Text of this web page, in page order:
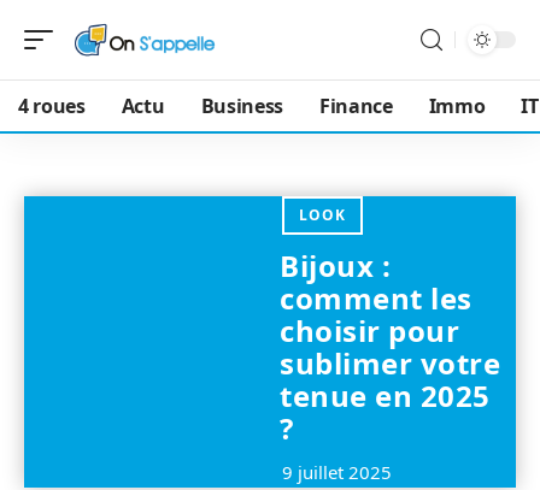
4 roues Actu Business Finance Immo IT
LOOK
Bijoux :
comment les
choisir pour
sublimer votre
tenue en 2025
?
9 juillet 2025